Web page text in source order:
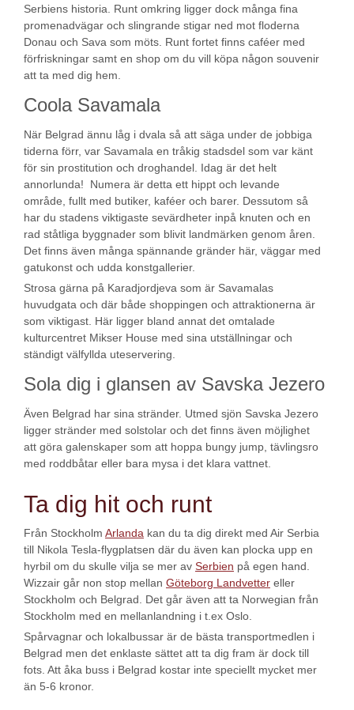
Serbiens historia. Runt omkring ligger dock många fina
promenadvägar och slingrande stigar ned mot floderna
Donau och Sava som möts. Runt fortet finns caféer med
förfriskningar samt en shop om du vill köpa någon souvenir
att ta med dig hem.
Coola Savamala
När Belgrad ännu låg i dvala så att säga under de jobbiga
tiderna förr, var Savamala en tråkig stadsdel som var känt
för sin prostitution och droghandel. Idag är det helt
annorlunda! Numera är detta ett hippt och levande
område, fullt med butiker, kaféer och barer. Dessutom så
har du stadens viktigaste sevärdheter inpå knuten och en
rad ståtliga byggnader som blivit landmärken genom åren.
Det finns även många spännande gränder här, väggar med
gatukonst och udda konstgallerier.
Strosa gärna på Karadjordjeva som är Savamalas
huvudgata och där både shoppingen och attraktionerna är
som viktigast. Här ligger bland annat det omtalade
kulturcentret Mikser House med sina utställningar och
ständigt välfyllda uteservering.
Sola dig i glansen av Savska Jezero
Även Belgrad har sina stränder. Utmed sjön Savska Jezero
ligger stränder med solstolar och det finns även möjlighet
att göra galenskaper som att hoppa bungy jump, tävlingsro
med roddbåtar eller bara mysa i det klara vattnet.
Ta dig hit och runt
Från Stockholm Arlanda kan du ta dig direkt med Air Serbia
till Nikola Tesla-flygplatsen där du även kan plocka upp en
hyrbil om du skulle vilja se mer av Serbien på egen hand.
Wizzair går non stop mellan Göteborg Landvetter eller
Stockholm och Belgrad. Det går även att ta Norwegian från
Stockholm med en mellanlandning i t.ex Oslo.
Spårvagnar och lokalbussar är de bästa transportmedlen i
Belgrad men det enklaste sättet att ta dig fram är dock till
fots. Att åka buss i Belgrad kostar inte speciellt mycket mer
än 5-6 kronor.